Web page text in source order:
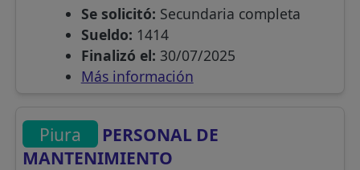
Se solicitó: Secundaria completa
Sueldo: 1414
Finalizó el: 30/07/2025
Más información
Piura
PERSONAL DE
MANTENIMIENTO